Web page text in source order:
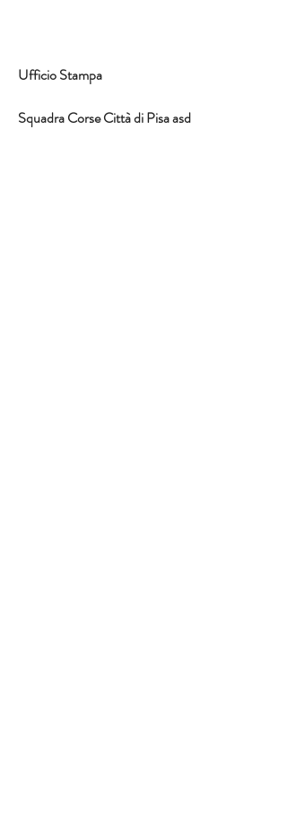
Ufficio Stampa
Squadra Corse Città di Pisa asd